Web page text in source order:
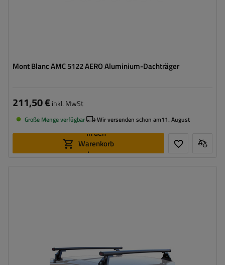
Mont Blanc AMC 5122 AERO Aluminium-Dachträger
211,50 €inkl. MwSt
Große Menge verfügbar Wir versenden schon am11. August
In den
Warenkorb
legen